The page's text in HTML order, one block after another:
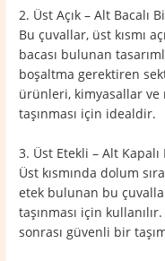
2. Üst Açık – Alt Bacalı
Bu çuvallar, üst kısmı
bacası bulunan
boşaltma gerektiren
ürünleri, kimyasallar
taşınması için idealdir.
3. Üst Etekli – Alt
Üst kısmında dolum
etek bulunan bu
taşınması için
sonrası güvenli bir